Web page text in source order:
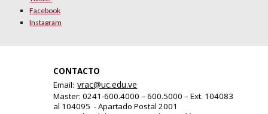
Facebook
Instagram
CONTACTO
Email: vrac@uc.edu.ve
Master: 0241-600.4000 – 600.5000 – Ext. 104083
al 104095 - Apartado Postal 2001